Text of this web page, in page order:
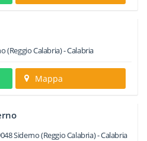
(Reggio Calabria) -Calabria
Mappa
Siderno(Reggio Calabria) -Calabria